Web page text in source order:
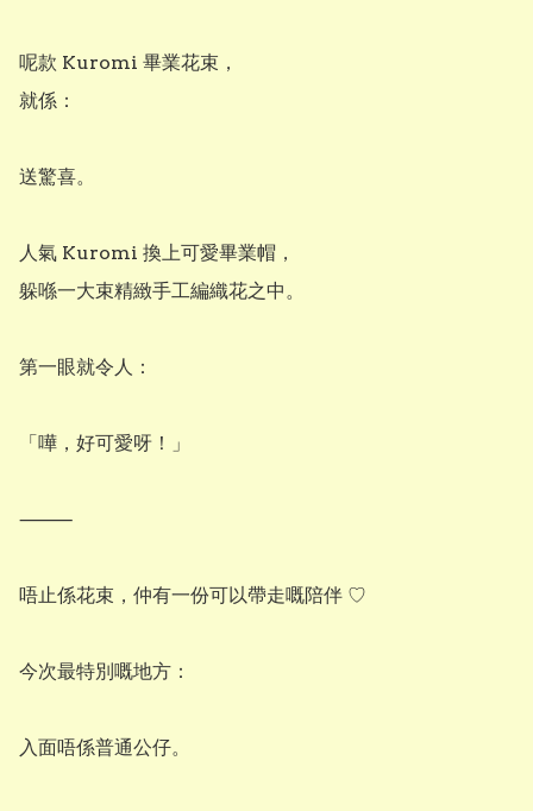
呢款 Kuromi 畢業花束，
就係：
送驚喜。
人氣 Kuromi 換上可愛畢業帽，
躲喺一大束精緻手工編織花之中。
第一眼就令人：
「嘩，好可愛呀！」
⸻
唔止係花束，仲有一份可以帶走嘅陪伴 ♡
今次最特別嘅地方：
入面唔係普通公仔。